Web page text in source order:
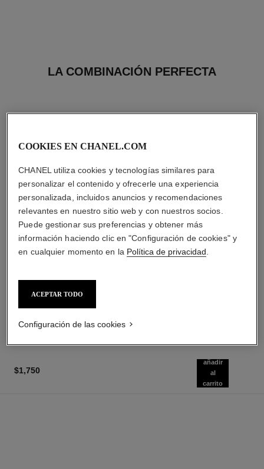
LA COMBINACIÓN PERFECTA
Loción para Después del
Afeitado
$1,750*
Añadir al Carrito
$1,750
añadir
al
carrito
COOKIES EN CHANEL.COM
CHANEL utiliza cookies y tecnologías similares para
personalizar el contenido y ofrecerle una experiencia
personalizada, incluidos anuncios y recomendaciones
relevantes en nuestro sitio web y con nuestros socios.
Puede gestionar sus preferencias y obtener más
información haciendo clic en "Configuración de cookies" y
en cualquier momento en la Política de privacidad
ACEPTAR TODO
Configuración de las cookies